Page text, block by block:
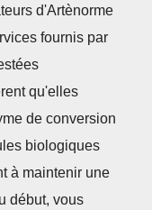
d'Artènorme
fournis par
qu'elles
de conversion
biologiques
à maintenir une
début, vous